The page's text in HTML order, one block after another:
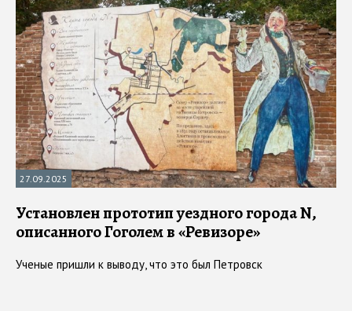
27.09.2025
Установлен прототип уездного города N,
описанного Гоголем в «Ревизоре»
Ученые пришли к выводу, что это был Петровск